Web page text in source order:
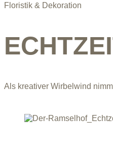
Floristik & Dekoration
Als kreativer Wirbelwind